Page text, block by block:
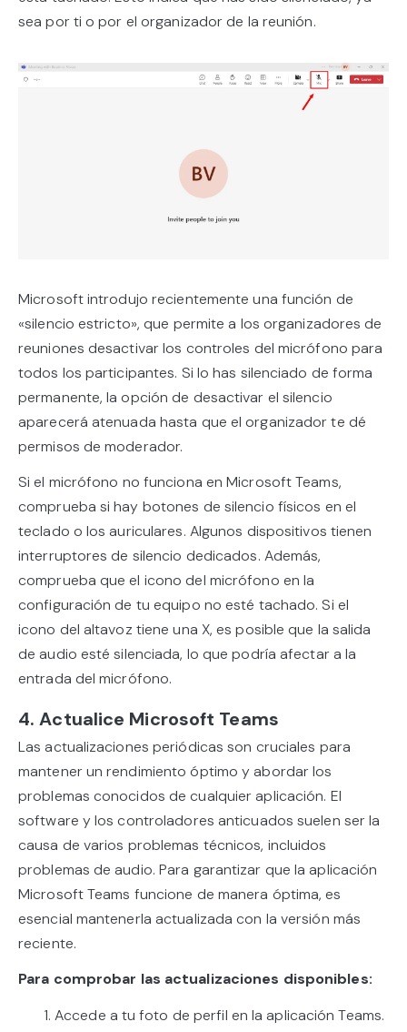
sea por ti o por el organizador de la reunión.
Microsoft introdujo recientemente una función de
«silencio estricto», que permite a los organizadores de
reuniones desactivar los controles del micrófono para
todos los participantes. Si lo has silenciado de forma
permanente, la opción de desactivar el silencio
aparecerá atenuada hasta que el organizador te dé
permisos de moderador.
Si el micrófono no funciona en Microsoft Teams,
comprueba si hay botones de silencio físicos en el
teclado o los auriculares. Algunos dispositivos tienen
interruptores de silencio dedicados. Además,
comprueba que el icono del micrófono en la
configuración de tu equipo no esté tachado. Si el
icono del altavoz tiene una X, es posible que la salida
de audio esté silenciada, lo que podría afectar a la
entrada del micrófono.
4. Actualice Microsoft Teams
Las actualizaciones periódicas son cruciales para
mantener un rendimiento óptimo y abordar los
problemas conocidos de cualquier aplicación. El
software y los controladores anticuados suelen ser la
causa de varios problemas técnicos, incluidos
problemas de audio. Para garantizar que la aplicación
Microsoft Teams funcione de manera óptima, es
esencial mantenerla actualizada con la versión más
reciente.
Para comprobar las actualizaciones disponibles:
Accede a tu foto de perfil en la aplicación Teams.